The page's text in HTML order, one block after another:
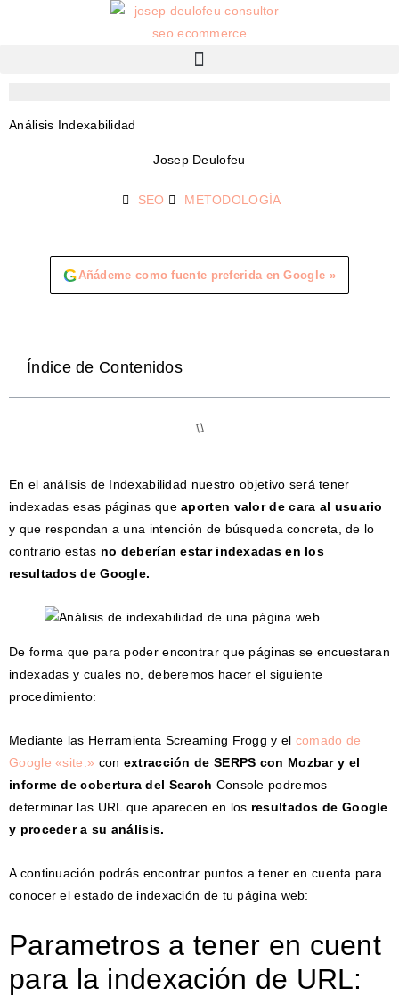
Análisis Indexabilidad
Josep Deulofeu
SEO METODOLOGÍA
GAñádeme como fuente preferida en Google »
Índice de Contenidos
En el análisis de Indexabilidad nuestro objetivo será tener
indexadas esas páginas queaporten valor de cara al usuario
y que respondan a una intención de búsqueda concreta, de lo
contrario estas no deberían estar indexadas en los
resultados de Google.
De forma que para poder encontrar que páginas se encuestaran
indexadas y cuales no, deberemos hacer el siguiente
procedimiento:
Mediante las Herramienta Screaming Frogg y el comado de
Google «site:» con extracción de SERPS con Mozbar y el
informe de cobertura del Search Console podremos
determinar las URL que aparecen en los resultados de Google
y proceder a su análisis.
A continuación podrás encontrar puntos a tener en cuenta para
conocer el estado de indexación de tu página web:
Parametros a tener en cuent
para la indexación de URL: